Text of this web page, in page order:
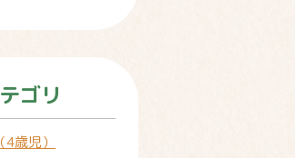
ゴリ
歳児）